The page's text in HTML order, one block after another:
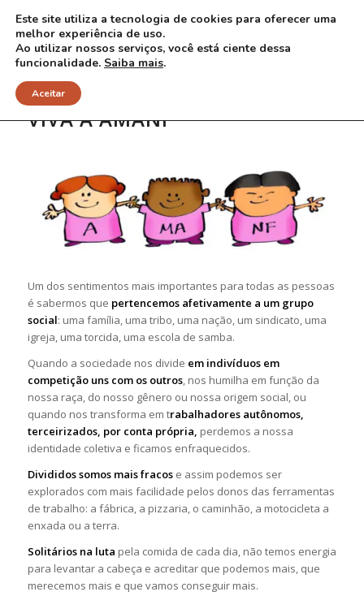
VIVA A AMANF
Um dos sentimentos mais importantes para todas as pessoas
é sabermos que pertencemos afetivamente a um grupo
social: uma família, uma tribo, uma nação, um sindicato, uma
igreja, uma torcida, uma escola de samba.
Quando a sociedade nos divide em indivíduos em
competição uns com os outros, nos humilha em função da
nossa raça, do nosso gênero ou nossa origem social, ou
quando nos transforma em trabalhadores autônomos,
terceirizados, por conta própria, perdemos a nossa
identidade coletiva e ficamos enfraquecidos.
Divididos somos mais fracose assim podemos ser
explorados com mais facilidade pelos donos das ferramentas
de trabalho: a fábrica, a pizzaria, o caminhão, a motocicleta a
enxada ou a terra.
Solitários na luta pela comida de cada dia, não temos energia
para levantar a cabeça e acreditar que podemos mais, que
merecemos mais e que vamos conseguir mais.
Este site utiliza a tecnologia de cookies para oferecer uma
melhor experiência de uso.
Ao utilizar nossos serviços, você está ciente dessa
funcionalidade. Saiba mais.
Aceitar